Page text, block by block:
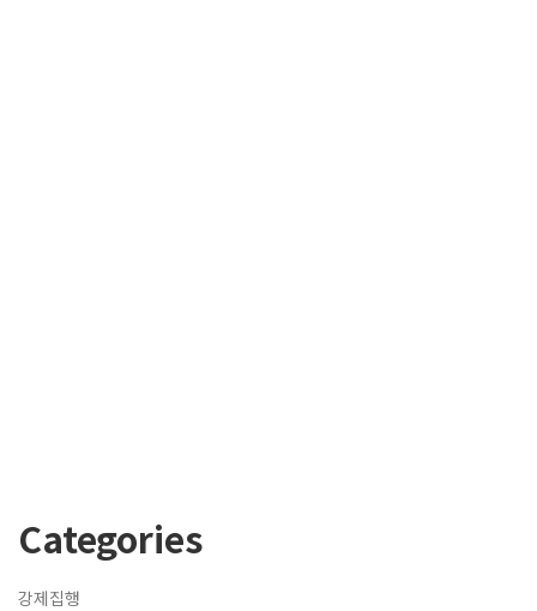
Categories
강제집행